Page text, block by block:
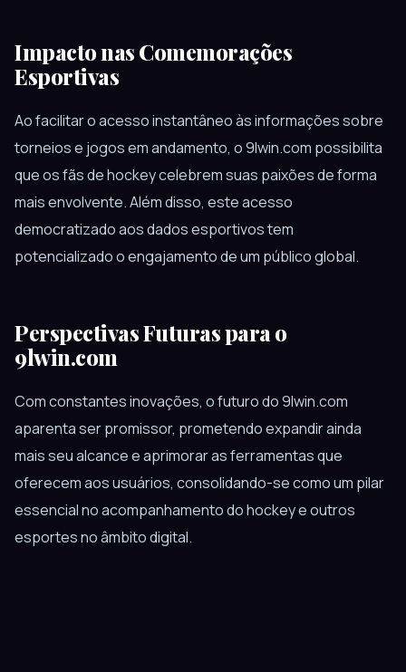
Impacto nas Comemorações
Esportivas
Ao facilitar o acesso instantâneo às informações sobre
torneios e jogos em andamento, o 9lwin.com possibilita
que os fãs de hockey celebrem suas paixões de forma
mais envolvente. Além disso, este acesso
democratizado aos dados esportivos tem
potencializado o engajamento de um público global.
Perspectivas Futuras para o
9lwin.com
Com constantes inovações, o futuro do 9lwin.com
aparenta ser promissor, prometendo expandir ainda
mais seu alcance e aprimorar as ferramentas que
oferecem aos usuários, consolidando-se como um pilar
essencial no acompanhamento do hockey e outros
esportes no âmbito digital.